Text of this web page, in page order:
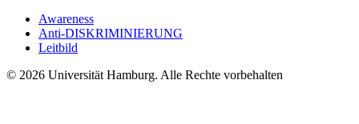
Awareness
Anti-DISKRIMINIERUNG
Leitbild
© 2026 Universität Hamburg. Alle Rechte vorbehalten